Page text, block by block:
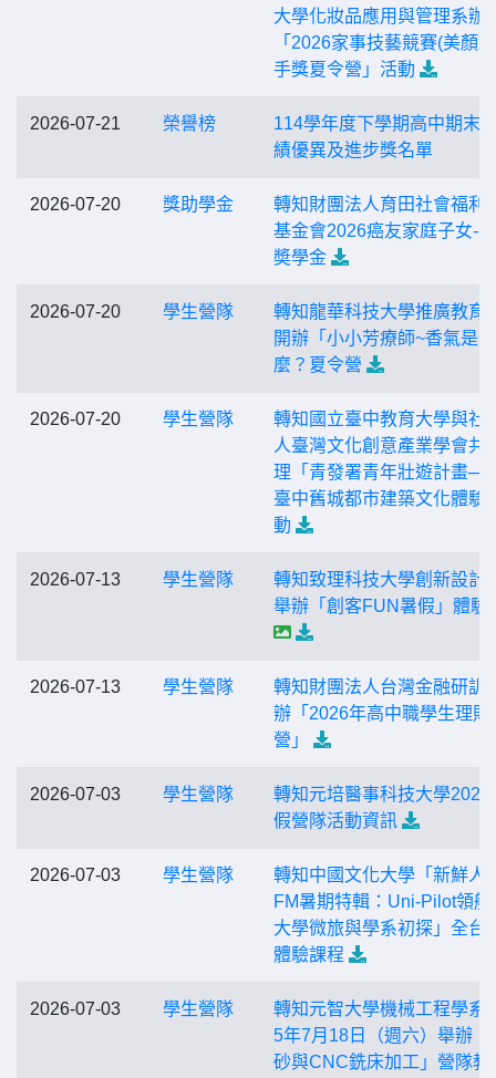
大學化妝品應用與管理系辦
「2026家事技藝競賽(美顏
手獎夏令營」活動
2026-07-21 榮譽榜
114學年度下學期高中期末
績優異及進步獎名單
2026-07-20 獎助學金
轉知財團法人育田社會福利
基金會2026癌友家庭子女--
奬學金
2026-07-20 學生營隊
轉知龍華科技大學推廣教育
開辦「小小芳療師~香氣是什
麼？夏令營
2026-07-20 學生營隊
轉知國立臺中教育大學與社
人臺灣文化創意產業學會共
理「青發署青年壯遊計畫
臺中舊城都市建築文化體驗
動
2026-07-13 學生營隊
轉知致理科技大學創新設計
舉辦「創客FUN暑假」體驗
2026-07-13 學生營隊
轉知財團法人台灣金融研訓
辦「2026年高中職學生理財
營」
2026-07-03 學生營隊
轉知元培醫事科技大學2026
假營隊活動資訊
2026-07-03 學生營隊
轉知中國文化大學「新鮮人
FM暑期特輯：Uni-Pilot領
大學微旅與學系初探」全台
體驗課程
2026-07-03 學生營隊
轉知元智大學機械工程學系
5年7月18日（週六）舉辦「
砂與CNC銑床加工」營隊教